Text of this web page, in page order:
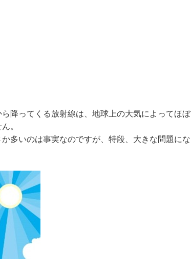
降ってくる放射線は、地球上の大気によってほぼ
。
多いのは事実なのですが、特段、大きな問題にな